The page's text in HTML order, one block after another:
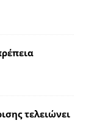
τελειώνει